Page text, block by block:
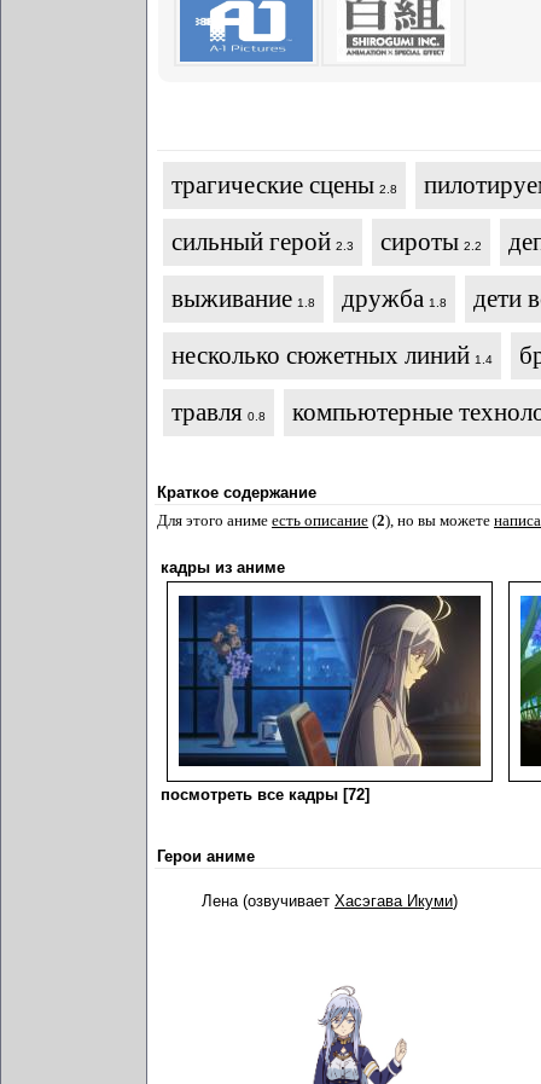
трагические сцены 2.8
сильный герой 2.3 сироты 2.2
выживание 1.8 дружба 1.8
дети
несколько сюжетных линий 1.4
травля 0.8 компьютерные
Краткое содержание
Для этого аниме есть описание (2), но вы можете
кадры из аниме
посмотреть все кадры [72]
Герои аниме
Лена (озвучивает Хасэгава Икуми)